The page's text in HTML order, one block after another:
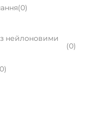
(0)
з нейлоновими
(0)
0)